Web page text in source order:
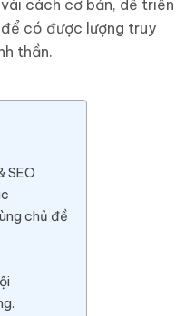
cách cơ bản, dễ triển
có được lượng truy
thần.
SEO
chủ đề